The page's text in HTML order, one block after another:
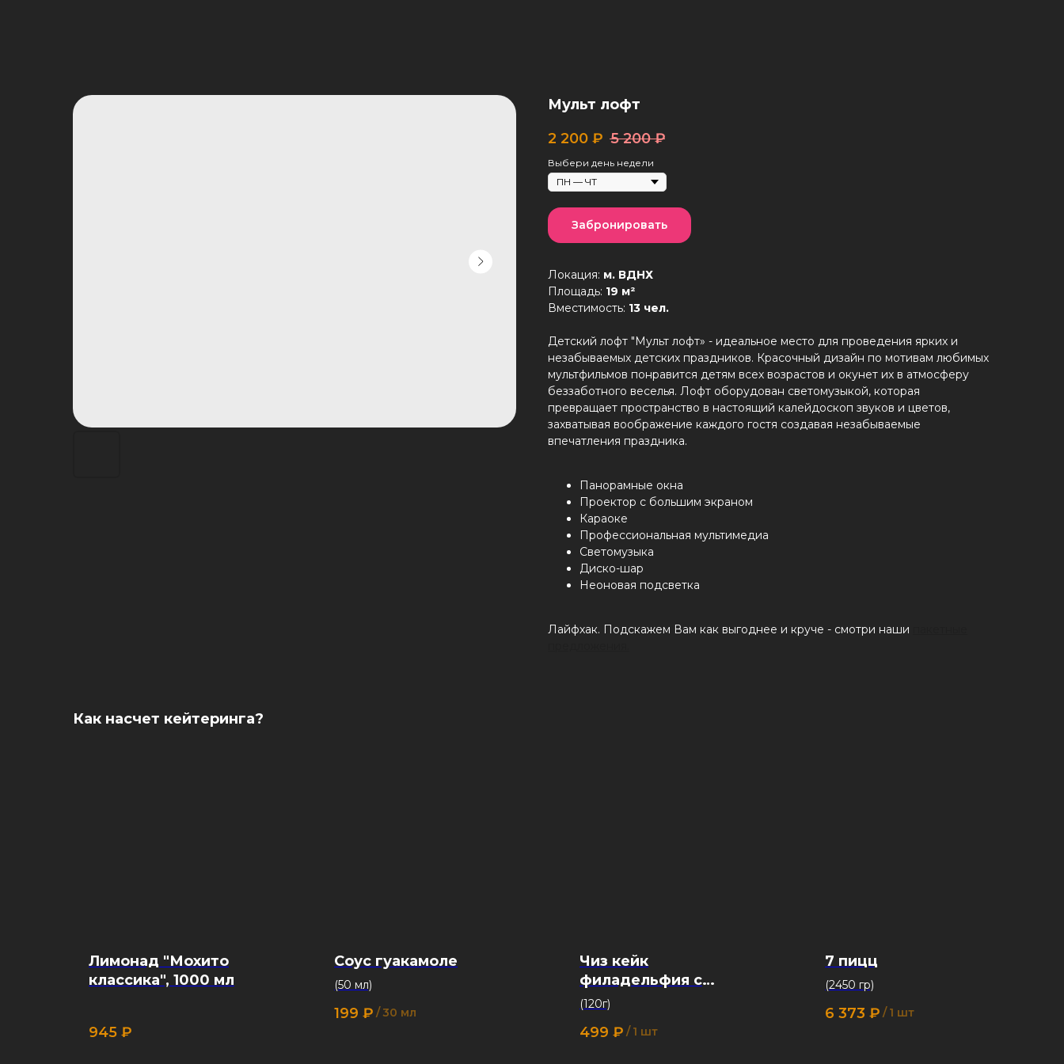
Мульт лофт
2 200 ₽ 5 200 ₽
Выбери день недели
Забронировать
Локация: м. ВДНХ
Площадь: 19 м²
Вместимость: 13 чел.
Детский лофт "Мульт лофт» - идеальное место для проведения ярких и
незабываемых детских праздников. Красочный дизайн по мотивам любимых
мультфильмов понравится детям всех возрастов и окунет их в атмосферу
беззаботного веселья. Лофт оборудован светомузыкой, которая
превращает пространство в настоящий калейдоскоп звуков и цветов,
захватывая воображение каждого гостя создавая незабываемые
впечатления праздника.
Панорамные окна
Проектор с большим экраном
Караоке
Профессиональная мультимедиа
Светомузыка
Диско-шар
Неоновая подсветка
Лайфхак. Подскажем Вам как выгоднее и круче - смотри наши
Как насчет кейтеринга?
Лимонад "Мохито
классика", 1000 мл
945 ₽
Соус гуакамоле
(50 мл)
199 ₽ /30 мл
Чиз кейк
филадельфия с
сезонными ягодами
(120г)
499 ₽ / 1 шт
7 пицц
(2450 гр)
6 373 ₽ / 1 шт